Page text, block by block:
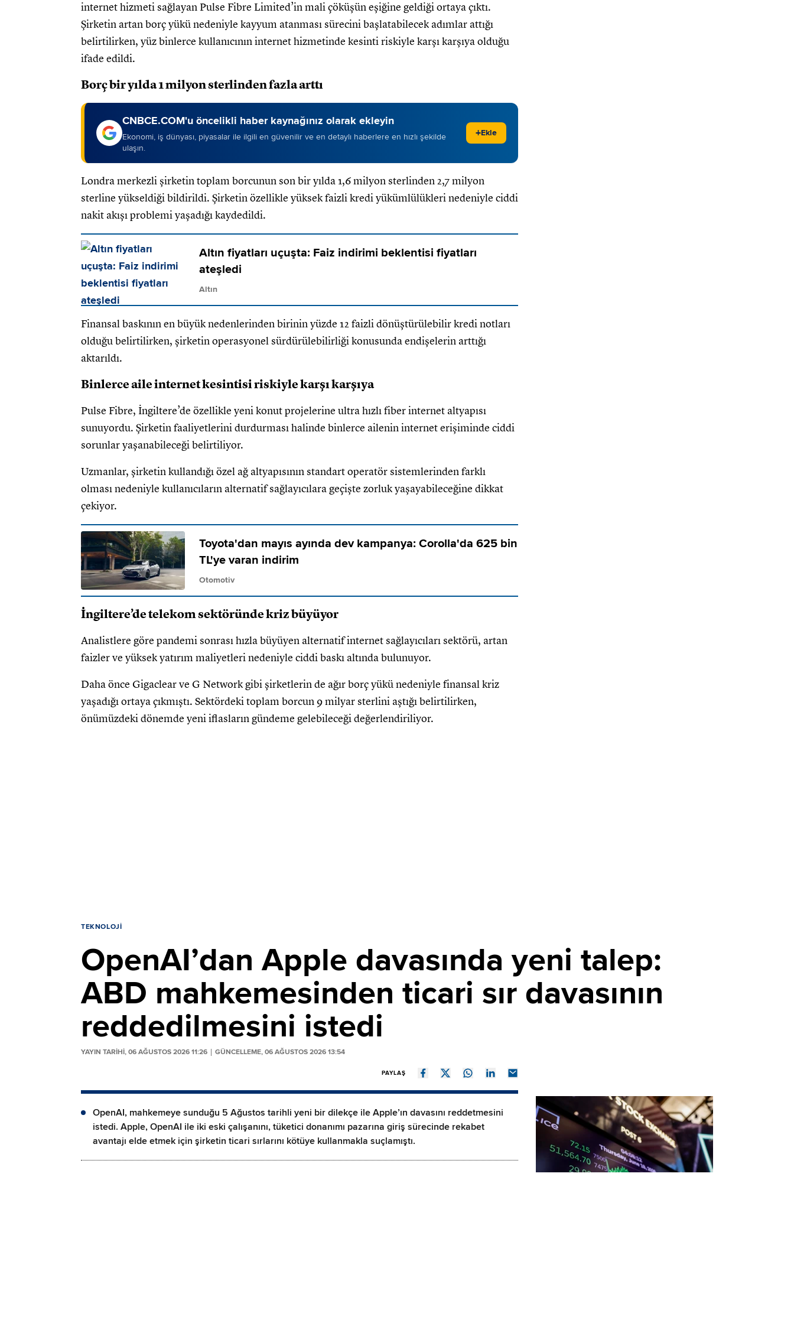
internet hizmeti sağlayan Pulse Fibre Limited’in mali çöküşün eşiğine geldiği ortaya çıktı.
Şirketin artan borç yükü nedeniyle kayyum atanması sürecini başlatabilecek adımlar attığı
belirtilirken, yüz binlerce kullanıcının internet hizmetinde kesinti riskiyle karşı karşıya olduğu
ifade edildi.
Borç bir yılda 1 milyon sterlinden fazla arttı
CNBCE.COM'u öncelikli haber kaynağınız olarak ekleyin
Ekonomi, iş dünyası, piyasalar ile ilgili en güvenilir ve en detaylı haberlere en hızlı şekilde
ulaşın.
+Ekle
Londra merkezli şirketin toplam borcunun son bir yılda 1,6 milyon sterlinden 2,7 milyon
sterline yükseldiği bildirildi. Şirketin özellikle yüksek faizli kredi yükümlülükleri nedeniyle ciddi
nakit akışı problemi yaşadığı kaydedildi.
Altın fiyatları uçuşta: Faiz indirimi beklentisi fiyatları
ateşledi
Altın
Finansal baskının en büyük nedenlerinden birinin yüzde 12 faizli dönüştürülebilir kredi notları
olduğu belirtilirken, şirketin operasyonel sürdürülebilirliği konusunda endişelerin arttığı
aktarıldı.
Binlerce aile internet kesintisi riskiyle karşı karşıya
Pulse Fibre, İngiltere’de özellikle yeni konut projelerine ultra hızlı fiber internet altyapısı
sunuyordu. Şirketin faaliyetlerini durdurması halinde binlerce ailenin internet erişiminde ciddi
sorunlar yaşanabileceği belirtiliyor.
Uzmanlar, şirketin kullandığı özel ağ altyapısının standart operatör sistemlerinden farklı
olması nedeniyle kullanıcıların alternatif sağlayıcılara geçişte zorluk yaşayabileceğine dikkat
çekiyor.
Toyota'dan mayıs ayında dev kampanya: Corolla'da 625 bin
TL'ye varan indirim
Otomotiv
İngiltere’de telekom sektöründe kriz büyüyor
Analistlere göre pandemi sonrası hızla büyüyen alternatif internet sağlayıcıları sektörü, artan
faizler ve yüksek yatırım maliyetleri nedeniyle ciddi baskı altında bulunuyor.
Daha önce Gigaclear ve G Network gibi şirketlerin de ağır borç yükü nedeniyle finansal kriz
yaşadığı ortaya çıkmıştı. Sektördeki toplam borcun 9 milyar sterlini aştığı belirtilirken,
önümüzdeki dönemde yeni iflasların gündeme gelebileceği değerlendiriliyor.
TEKNOLOJI
OpenAI’dan Apple davasında yeni talep:
ABD mahkemesinden ticari sır davasının
reddedilmesini istedi
YAYIN TARİHİ, 06 AĞUSTOS 2026 11:26 GÜNCELLEME, 06 AĞUSTOS 2026 13:54
PAYLAŞ
OpenAI, mahkemeye sunduğu 5 Ağustos tarihli yeni bir dilekçe ile Apple’ın davasını reddetmesini
istedi. Apple, OpenAI ile iki eski çalışanını, tüketici donanımı pazarına giriş sürecinde rekabet
avantajı elde etmek için şirketin ticari sırlarını kötüye kullanmakla suçlamıştı.